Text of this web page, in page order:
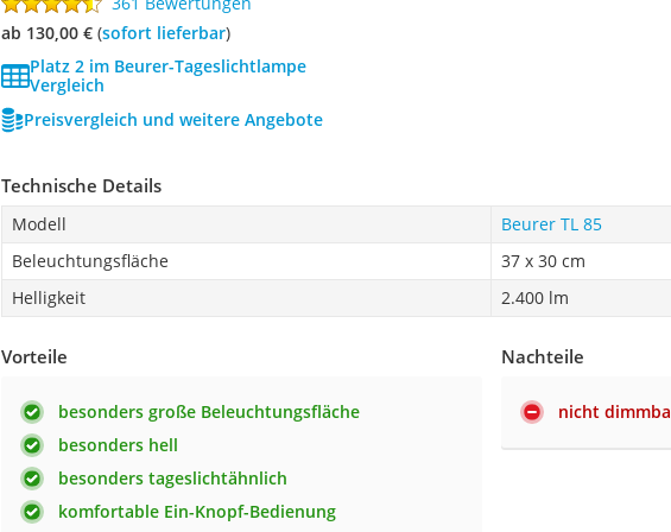
ab 130,00 €( Sofort lieferbar)
Platz 2 im Beurer-Tageslichtlampe
Vergleich
Preisvergleich und weitere Angebote
Technische Details
Modell
Beurer TL 85
Beleuchtungsfläche
37 x 30 cm
Helligkeit
2.400 lm
Vorteile
besonders große Beleuchtungsfläche
besonders hell
besonders tageslichtähnlich
komfortable Ein-Knopf-Bedienung
Nachteile
nicht